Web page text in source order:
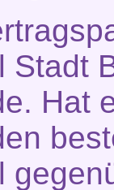
Stadt
Hat